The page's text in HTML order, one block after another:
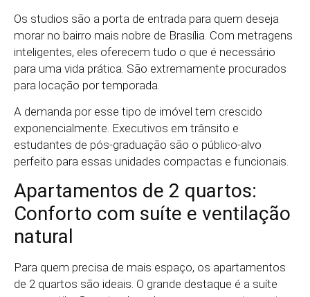
Os studios são a porta de entrada para quem deseja
morar no bairro mais nobre de Brasília. Com metragens
inteligentes, eles oferecem tudo o que é necessário
para uma vida prática. São extremamente procurados
para locação por temporada.
A demanda por esse tipo de imóvel tem crescido
exponencialmente. Executivos em trânsito e
estudantes de pós-graduação são o público-alvo
perfeito para essas unidades compactas e funcionais.
Apartamentos de 2 quartos:
Conforto com suíte e ventilação
natural
Para quem precisa de mais espaço, os apartamentos
de 2 quartos são ideais. O grande destaque é a suíte